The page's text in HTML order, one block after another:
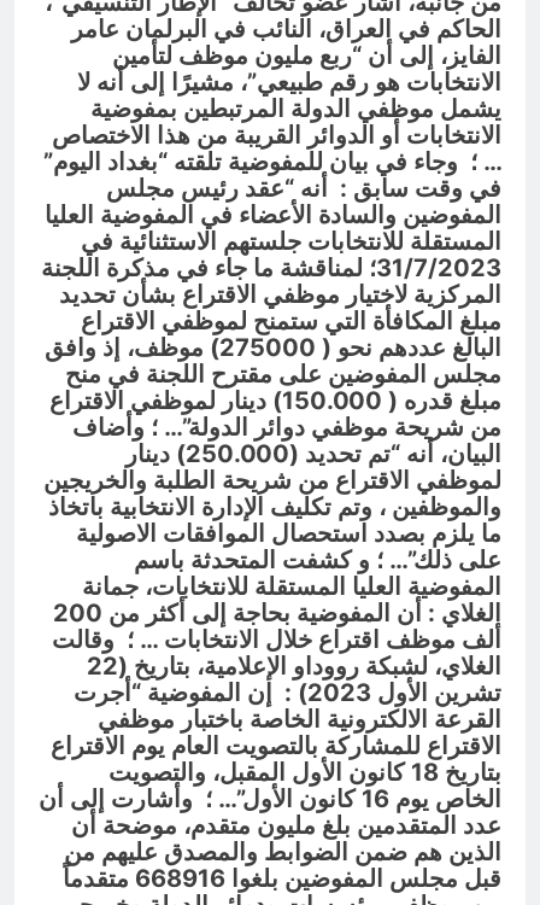
الحاكم في العراق، النائب في البرلمان عامر
الفايز، إلى أن “ربع مليون موظف لتأمين
الانتخابات هو رقم طبيعي”، مشيرًا إلى أنه لا
يشمل موظفي الدولة المرتبطين بمفوضية
الانتخابات أو الدوائر القريبة من هذا الاختصاص
… ؛ وجاء في بيان للمفوضية تلقته “بغداد اليوم”
في وقت سابق : أنه “عقد رئيس مجلس
المفوضين والسادة الأعضاء في المفوضية العليا
المستقلة للانتخابات جلستهم الاستثنائية في
31/7/2023؛ لمناقشة ما جاء في مذكرة اللجنة
المركزية لاختيار موظفي الاقتراع بشأن تحديد
مبلغ المكافأة التي ستمنح لموظفي الاقتراع
البالغ عددهم نحو ( 275000) موظف، إذ وافق
مجلس المفوضين على مقترح اللجنة في منح
مبلغ قدره ( 150.000) دينار لموظفي الاقتراع
من شريحة موظفي دوائر الدولة”… ؛ وأضاف
البيان، أنه “تم تحديد (250.000) دينار
لموظفي الاقتراع من شريحة الطلبة والخريجين
والموظفين ، وتم تكليف الإدارة الانتخابية باتخاذ
ما يلزم بصدد استحصال الموافقات الاصولية
على ذلك”… ؛ و كشفت المتحدثة باسم
المفوضية العليا المستقلة للانتخابات، جمانة
الغلاي : أن المفوضية بحاجة إلى أكثر من 200
ألف موظف اقتراع خلال الانتخابات … ؛ وقالت
الغلاي، لشبكة رووداو الإعلامية، بتاريخ (22
تشرين الأول 2023) : إن المفوضية “أجرت
القرعة الالكترونية الخاصة باختبار موظفي
الاقتراع للمشاركة بالتصويت العام يوم الاقتراع
بتاريخ 18 كانون الأول المقبل، والتصويت
الخاص يوم 16 كانون الأول”… ؛ وأشارت إلى أن
عدد المتقدمين بلغ مليون متقدم، موضحة أن
الذين هم ضمن الضوابط والمصدق عليهم من
قبل مجلس المفوضين بلغوا 668916 متقدماً